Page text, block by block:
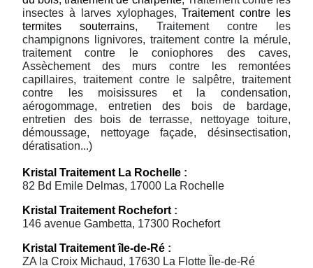
insectes à larves xylophages,Traitement contre les
termites souterrains, Traitement contre les
champignons lignivores, traitement contre la mérule,
traitement contre le coniophores des caves,
Assèchement des murs contre les remontées
capillaires, traitement contre le salpêtre, traitement
contre les moisissures et la condensation,
aérogommage, entretien des bois de bardage,
entretien des bois de terrasse, nettoyage toiture,
démoussage, nettoyage façade, désinsectisation,
dératisation...)
Kristal Traitement La Rochelle :
82 Bd Emile Delmas, 17000 La Rochelle
Kristal Traitement Rochefort :
146 avenue Gambetta, 17300 Rochefort
Kristal Traitement île-de-Ré :
ZA la Croix Michaud, 17630 La Flotte Île-de-Ré